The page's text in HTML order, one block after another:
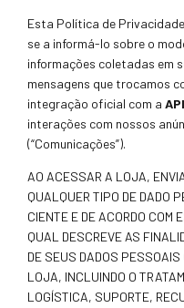
Esta Política de
se a informá-lo sobre o
informações coletadas em
mensagens que trocamos
integração oficial com a
interações com nossos
(“Comunicações”).
AO ACESSAR A LOJA,
QUALQUER TIPO DE DADO
CIENTE E DE ACORDO COM
QUAL DESCREVE AS
DE SEUS DADOS
LOJA, INCLUINDO O
LOGÍSTICA, SUPORTE,